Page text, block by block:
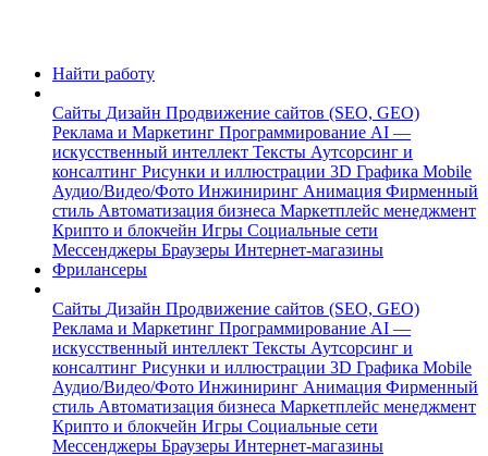
Найти работу
Сайты Дизайн Продвижение сайтов (SEO, GEO)
Реклама и Маркетинг Программирование AI —
искусственный интеллект Тексты Аутсорсинг и
консалтинг Рисунки и иллюстрации 3D Графика Mobile
Аудио/Видео/Фото Инжиниринг Анимация Фирменный
стиль Автоматизация бизнеса Маркетплейс менеджмент
Крипто и блокчейн Игры Социальные сети
Мессенджеры Браузеры Интернет-магазины
Фрилансеры
Сайты Дизайн Продвижение сайтов (SEO, GEO)
Реклама и Маркетинг Программирование AI —
искусственный интеллект Тексты Аутсорсинг и
консалтинг Рисунки и иллюстрации 3D Графика Mobile
Аудио/Видео/Фото Инжиниринг Анимация Фирменный
стиль Автоматизация бизнеса Маркетплейс менеджмент
Крипто и блокчейн Игры Социальные сети
Мессенджеры Браузеры Интернет-магазины